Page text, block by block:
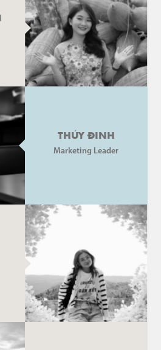
THÚY ĐINH
Marketing Leader